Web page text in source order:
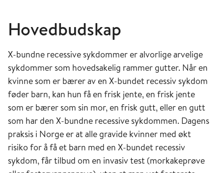
Hovedbudskap
X-bundne recessive sykdommer er alvorlige arvelige
sykdommer som hovedsakelig rammer gutter. Når en
kvinne som er bærer av en X-bundet recessiv sykdom
føder barn, kan hun få en frisk jente, en frisk jente
som er bærer som sin mor, en frisk gutt, eller en gutt
som har den X-bundne recessive sykdommen. Dagens
praksis i Norge er at alle gravide kvinner med økt
risiko for å få et barn med en X-bundet recessiv
sykdom, får tilbud om en invasiv test (morkakeprøve